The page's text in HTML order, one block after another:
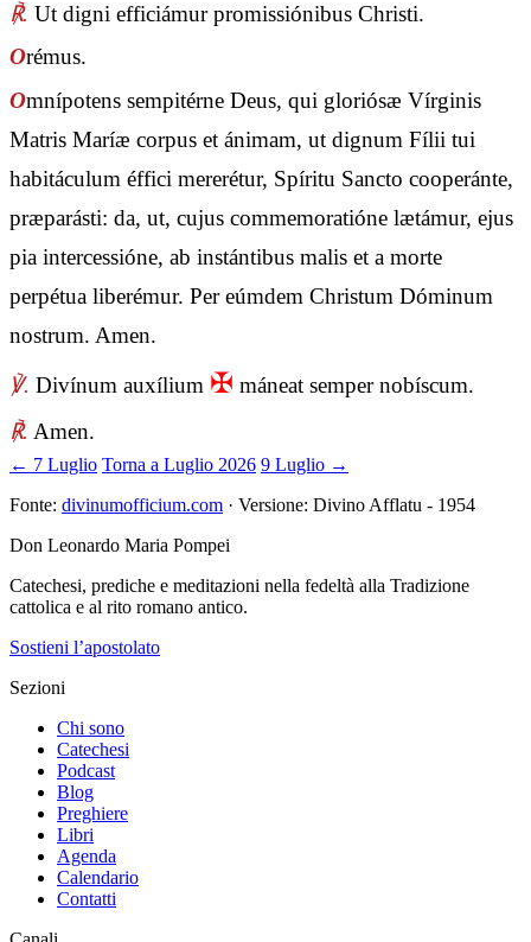
℟. Ut digni efficiámur promissiónibus Christi.
Orémus.
Omnípotens sempitérne Deus, qui gloriósæ Vírginis
Matris Maríæ corpus et ánimam, ut dignum Fílii tui
habitáculum éffici mererétur, Spíritu Sancto cooperánte,
præparásti: da, ut, cujus commemoratióne lætámur, ejus
pia intercessióne, ab instántibus malis et a morte
perpétua liberémur. Per eúmdem Christum Dóminum
nostrum. Amen.
℣. Divínum auxílium ✠ máneat semper nobíscum.
℟. Amen.
← 7 Luglio Torna a Luglio 2026 9 Luglio →
Fonte: divinumofficium.com · Versione: Divino Afflatu - 1954
Don Leonardo Maria Pompei
Catechesi, prediche e meditazioni nella fedeltà alla Tradizione
cattolica e al rito romano antico.
Sostieni l’apostolato
Sezioni
Chi sono
Catechesi
Podcast
Blog
Preghiere
Libri
Agenda
Calendario
Contatti